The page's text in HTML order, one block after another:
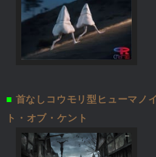
■ 首なしコウモリ型ヒューマノ
ト・オブ・ケント